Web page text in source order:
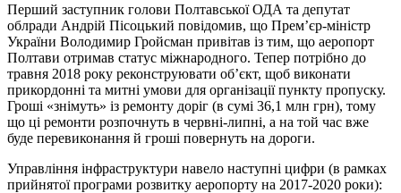
Перший заступник голови Полтавської ОДА та депутат
облради Андрій Пісоцький повідомив, що Прем’єр-міністр
України Володимир Гройсман привітав із тим, що аеропорт
Полтави отримав статус міжнародного. Тепер потрібно до
травня 2018 року реконструювати об’єкт, щоб виконати
прикордонні та митні умови для організації пункту пропуску.
Гроші «знімуть» із ремонту доріг (в сумі 36,1 млн грн), тому
що ці ремонти розпочнуть в червні-липні, а на той час вже
буде перевиконання й гроші повернуть на дороги.
Управління інфраструктури навело наступні цифри (в рамках
прийнятої програми розвитку аеропорту на 2017-2020 роки):